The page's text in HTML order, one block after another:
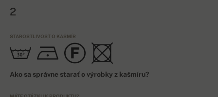
2
STAROSTLIVOSŤ O KAŠMÍR
Ako sa správne starať o výrobky z kašmíru?